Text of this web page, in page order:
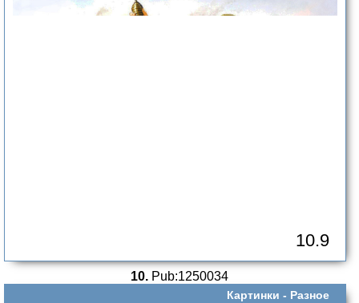
10.9
10. Pub:1250034
Картинки - Разное